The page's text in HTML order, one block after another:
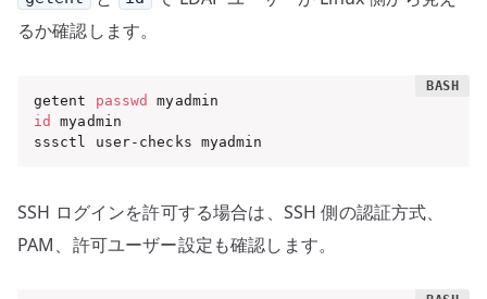
るか確認します。
getent passwd
id
myadmin
sssctl user-checks myadmin
SSH ログインを許可する場合は、SSH 側の認証方式、
PAM、許可ユーザー設定も確認します。